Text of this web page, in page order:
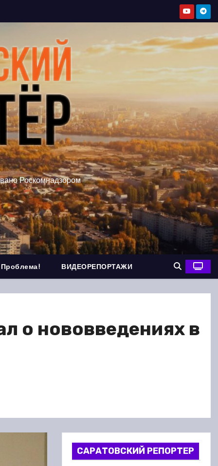
Роскомнадзором
Проблема! ВИДЕОРЕПОРТАЖИ
о нововведениях в
САРАТОВСКИЙ РЕПОРТЕР